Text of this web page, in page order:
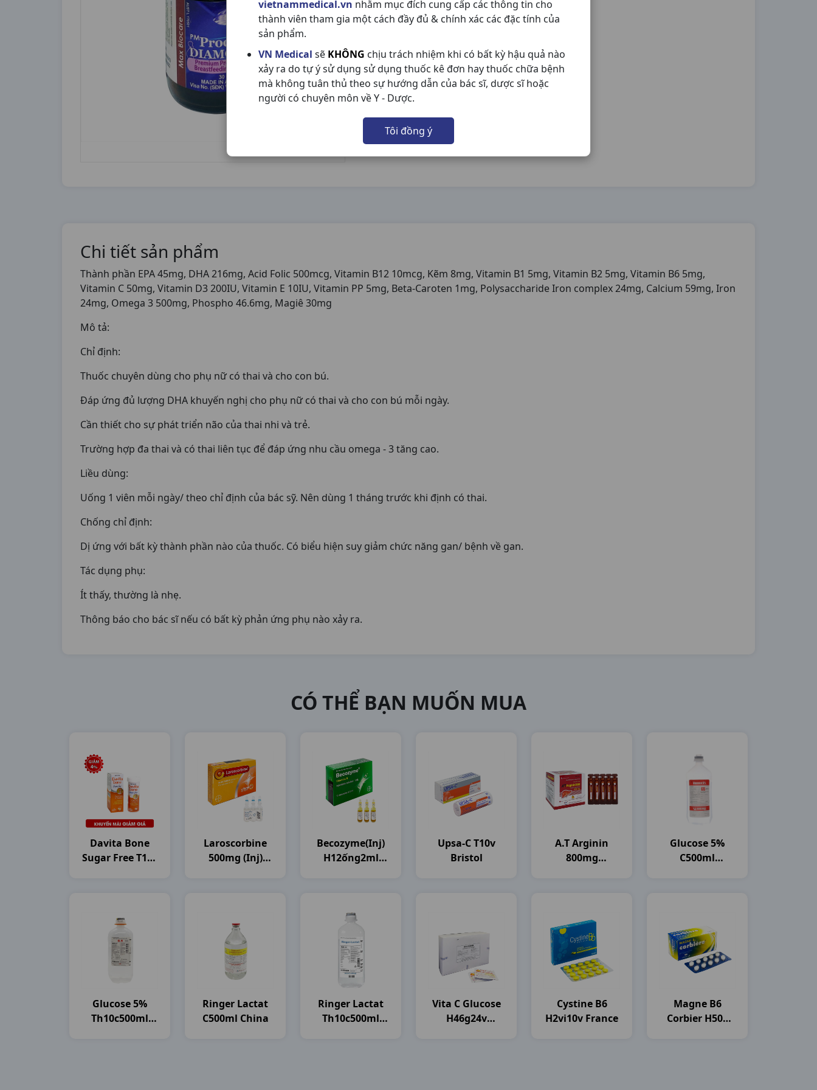
vietnammedical.vn nhằm mục đích cung cấp các thông tin cho
thành viên tham gia một cách đầy đủ & chính xác các đặc tính của
sản phẩm.
VN Medical sẽ KHÔNG chịu trách nhiệm khi có bất kỳ hậu quả nào
xảy ra do tự ý sử dụng sử dụng thuốc kê đơn hay thuốc chữa bệnh
mà không tuân thủ theo sự hướng dẫn của bác sĩ, dược sĩ hoặc
người có chuyên môn về Y - Dược.
Tôi đồng ý
Chi tiết sản phẩm
Thành phần EPA 45mg, DHA 216mg, Acid Folic 500mcg, Vitamin B12 10mcg, Kẽm 8mg, Vitamin B1 5mg, Vitamin B2 5mg, Vitamin B6 5mg,
Vitamin C 50mg, Vitamin D3 200IU, Vitamin E 10IU, Vitamin PP 5mg, Beta-Caroten 1mg, Polysaccharide Iron complex 24mg, Calcium 59mg, Iron
24mg, Omega 3 500mg, Phospho 46.6mg, Magiê 30mg
Mô tả:
Chỉ định:
Thuốc chuyên dùng cho phụ nữ có thai và cho con bú.
Đáp ứng đủ lượng DHA khuyến nghị cho phụ nữ có thai và cho con bú mỗi ngày.
Cần thiết cho sự phát triển não của thai nhi và trẻ.
Trường hợp đa thai và có thai liên tục để đáp ứng nhu cầu omega - 3 tăng cao.
Liều dùng:
Uống 1 viên mỗi ngày/ theo chỉ định của bác sỹ. Nên dùng 1 tháng trước khi định có thai.
Chống chỉ định:
Dị ứng với bất kỳ thành phần nào của thuốc. Có biểu hiện suy giảm chức năng gan/ bệnh về gan.
Tác dụng phụ:
Ít thấy, thường là nhẹ.
Thông báo cho bác sĩ nếu có bất kỳ phản ứng phụ nào xảy ra.
CÓ THỂ BẠN MUỐN MUA
Davita Bone
Sugar Free T10v
Laroscorbine
500mg (inj)
Becozyme(inj)
H12ống2ml
Upsa-C T10v
Bristol
A.t Arginin
800mg
Glucose 5%
C500ml
Glucose 5%
Th10c500ml
Ringer Lactat
C500ml China
Ringer Lactat
Th10c500ml
Vita C Glucose
H46g24v
Cystine B6
H2vi10v France
Magne B6
Corbier H50v